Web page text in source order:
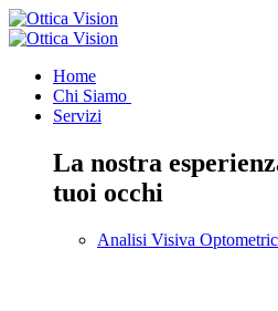
Home
Chi Siamo
Servizi
La nostra
tuoi occhi
Analisi Visiva